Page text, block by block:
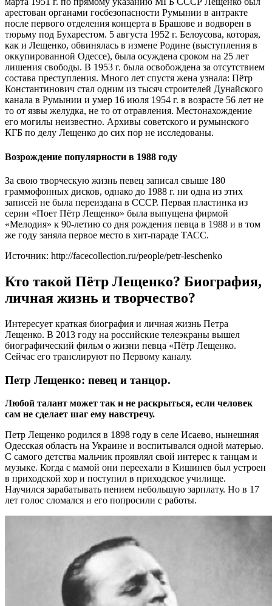
арестован органами госбезопасности Румынии в антракте
после первого отделения концерта в Брашове и водворен в
тюрьму под Бухарестом. 5 августа 1952 г. Белоусова, которая,
как и Лещенко, обвинялась в измене Родине (выступления в
оккупированной Одессе), была осуждена сроком на 25 лет
лишения свободы. В 1953 г. была освобождена за отсутствием
состава преступления. Много лет спустя жена узнала: Пётр
Константинович стал одним из тысяч строителей Дунайского
канала в Румынии и умер 16 июля 1954 г. в возрасте 56 лет не
то от язвы желудка, не то от отравления. Местонахождение
его могилы неизвестно. Архивы советского и румынского
КГБ по делу Лещенко до сих пор не исследованы.
Возрождение популярности в 1988 году
За свою творческую жизнь певец записал свыше 180
граммофонных дисков, однако до 1988 г. ни одна из этих
записей не была переиздана в СССР. Первая пластинка из
серии «Поет Пётр Лещенко» была выпущена фирмой
«Мелодия» к 90-летию со дня рождения певца в 1988 и в том
же году заняла первое место в хит-параде ТАСС.
Источник: http://facecollection.ru/people/petr-leschenko
Кто такой Пётр Лещенко? Биография,
личная жизнь и творчество?
Интересует краткая биография и личная жизнь Петра
Лещенко. В 2013 году на российские телеэкраны вышел
биографический фильм о жизни певца «Пётр Лещенко.
Сейчас его транслируют по Первому каналу.
Петр Лещенко: певец и танцор.
Любой талант может так и не раскрыться, если человек
сам не сделает шаг ему навстречу.
Петр Лещенко родился в 1898 году в селе Исаево, нынешняя
Одесская область на Украине и воспитывался одной матерью.
С самого детства мальчик проявлял свой интерес к танцам и
музыке. Когда с мамой они переехали в Кишинев был устроен
в приходской хор и поступил в приходское училище.
Научился зарабатывать пением небольшую зарплату. Но в 17
лет голос сломался и его попросили с работы.